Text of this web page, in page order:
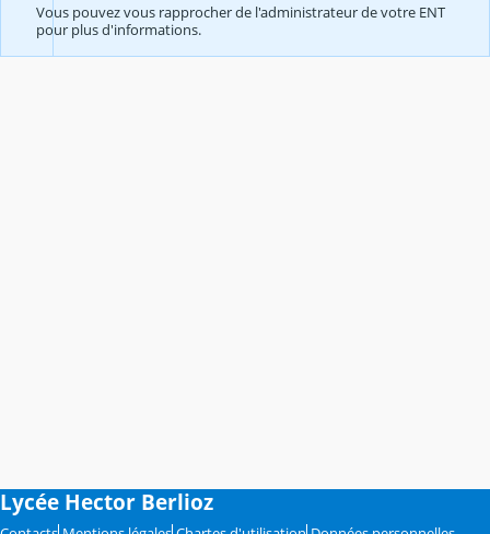
Vous pouvez vous rapprocher de l'administrateur de votre ENT
pour plus d'informations.
Lycée Hector Berlioz